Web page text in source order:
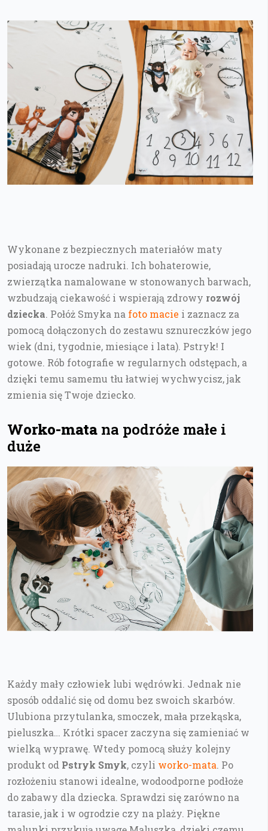
Wykonane z bezpiecznych materiałów maty
posiadają urocze nadruki. Ich bohaterowie,
zwierzątka namalowane w stonowanych barwach,
wzbudzają ciekawość i wspierają zdrowy rozwój
dziecka. Połóż Smyka na foto macie i zaznacz za
pomocą dołączonych do zestawu sznureczków jego
wiek (dni, tygodnie, miesiące i lata). Pstryk! I
gotowe. Rób fotografie w regularnych odstępach, a
dzięki temu samemu tłu łatwiej wychwycisz, jak
zmienia się Twoje dziecko.
Worko-mata na podróże małe i
duże
Każdy mały człowiek lubi wędrówki. Jednak nie
sposób oddalić się od domu bez swoich skarbów.
Ulubiona przytulanka, smoczek, mała przekąska,
pieluszka… Krótki spacer zaczyna się zamieniać w
wielką wyprawę. Wtedy pomocą służy kolejny
produkt od Pstryk Smyk, czyli worko-mata. Po
rozłożeniu stanowi idealne, wodoodporne podłoże
do zabawy dla dziecka. Sprawdzi się zarówno na
tarasie, jak i w ogrodzie czy na plaży. Piękne